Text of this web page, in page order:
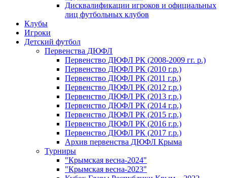
Дисквалификации игроков и официальных
лиц футбольных клубов
Клубы
Игроки
Детский футбол
Первенства ДЮФЛ
Первенство ДЮФЛ РК (2008-2009 гг. р.)
Первенство ДЮФЛ РК (2010 г.р.)
Первенство ДЮФЛ РК (2011 г.р.)
Первенство ДЮФЛ РК (2012 г.р.)
Первенство ДЮФЛ РК (2013 г.р.)
Первенство ДЮФЛ РК (2014 г.р.)
Первенство ДЮФЛ РК (2015 г.р.)
Первенство ДЮФЛ РК (2016 г.р.)
Первенство ДЮФЛ РК (2017 г.р.)
Архив первенства ДЮФЛ Крыма
Турниры
"Крымская весна-2024"
"Крымская весна-2023"